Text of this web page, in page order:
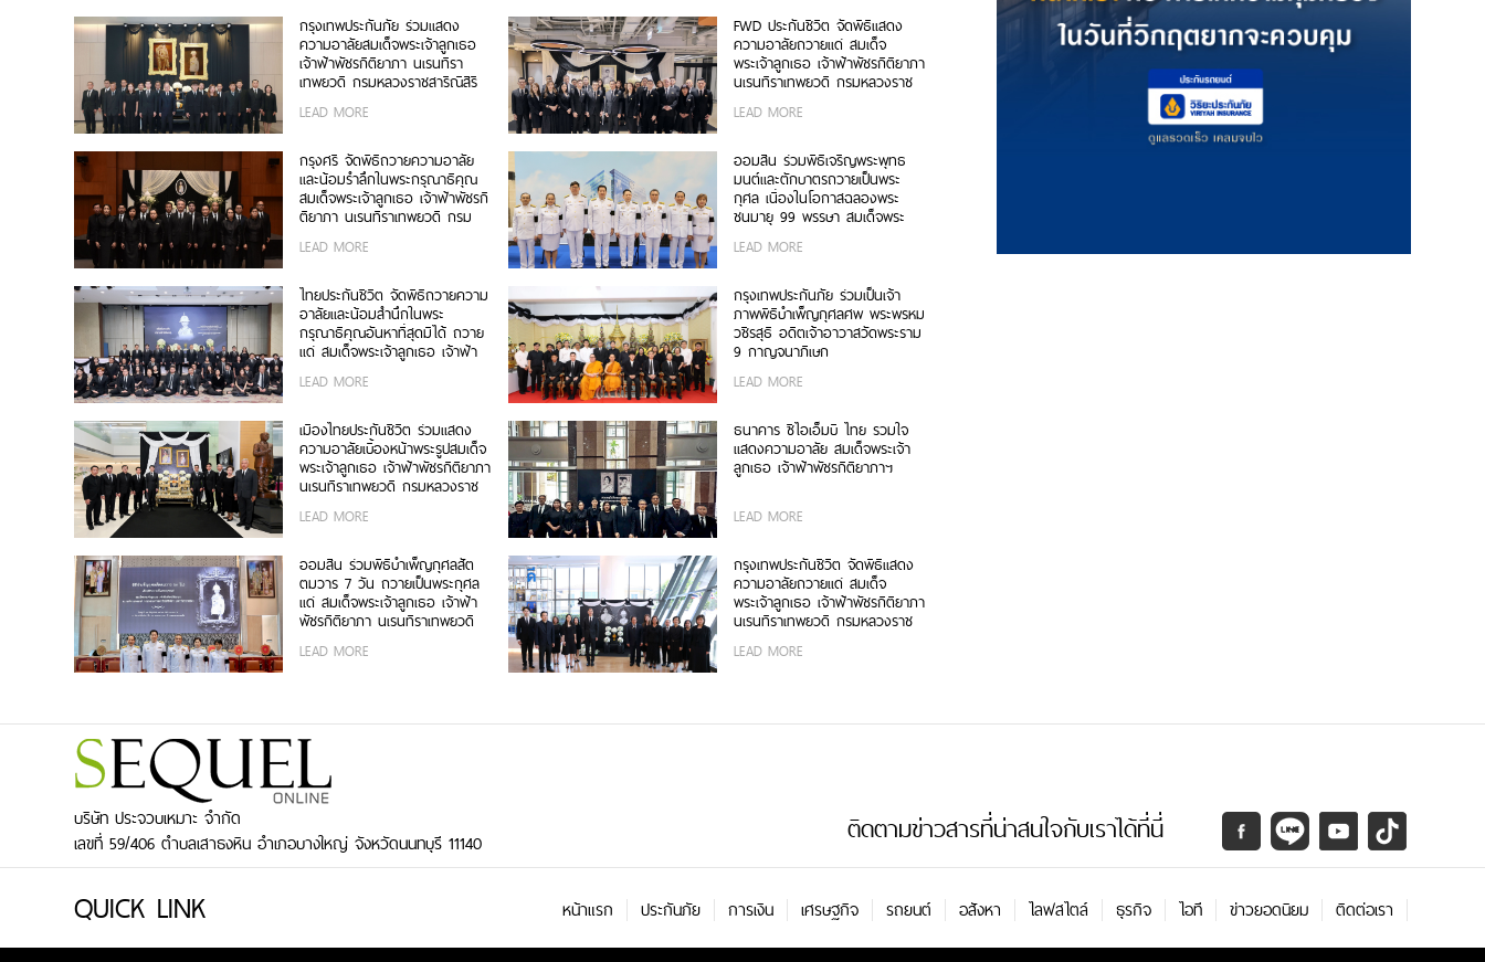
กรุงเทพประกันภัย ร่วมแสดง
ความอาลัยสมเด็จพระเจ้าลูกเธอ
เจ้าฟ้าพัชรกิติยาภา นเรนทิรา
เทพยวดี กรมหลวงราชสาริณีสิริ
LEAD MORE
FWD ประกันชีวิต จัดพิธีแสดง
ความอาลัยถวายแด่ สมเด็จ
พระเจ้าลูกเธอ เจ้าฟ้าพัชรกิติยาภา
นเรนทิราเทพยวดี กรมหลวงราช
LEAD MORE
กรุงศรี จัดพิธีถวายความอาลัย
และน้อมรำลึกในพระกรุณาธิคุณ
สมเด็จพระเจ้าลูกเธอ เจ้าฟ้าพัชรกิ
ติยาภา นเรนทิราเทพยวดี กรม
ราชธิดา
LEAD MORE
ออมสิน ร่วมพิธีเจริญพระพุทธ
มนต์และตักบาตรถวายเป็นพระ
กุศล เนื่องในโอกาสฉลองพระ
ชนมายุ 99 พรรษา สมเด็จพระ
LEAD MORE
ไทยประกันชีวิต จัดพิธีถวายความ
อาลัยและน้อมสำนึกในพระ
กรุณาธิคุณอันหาที่สุดมิได้ ถวาย
แด่ สมเด็จพระเจ้าลูกเธอ เจ้าฟ้า
กรมหลวงราชสาริณีสิริพัชร มหา
LEAD MORE
กรุงเทพประกันภัย ร่วมเป็นเจ้า
ภาพพิธีบำเพ็ญกุศลศพ พระพรหม
วชิรสุธี อดีตเจ้าอาวาสวัดพระราม
9 กาญจนาภิเษก
LEAD MORE
เมืองไทยประกันชีวิต ร่วมแสดง
ความอาลัยเบื้องหน้าพระรูปสมเด็จ
พระเจ้าลูกเธอ เจ้าฟ้าพัชรกิติยาภา
นเรนทิราเทพยวดี กรมหลวงราช
LEAD MORE
ธนาคาร ซีไอเอ็มบี ไทย รวมใจ
แสดงความอาลัย สมเด็จพระเจ้า
ลูกเธอ เจ้าฟ้าพัชรกิติยาภาฯ
LEAD MORE
ออมสิน ร่วมพิธีบำเพ็ญกุศลสัต
ตมวาร 7 วัน ถวายเป็นพระกุศล
แด่ สมเด็จพระเจ้าลูกเธอ เจ้าฟ้า
พัชรกิติยาภา นเรนทิราเทพยวดี
วัชรราชธิดา
LEAD MORE
กรุงเทพประกันชีวิต จัดพิธีแสดง
ความอาลัยถวายแด่ สมเด็จ
พระเจ้าลูกเธอ เจ้าฟ้าพัชรกิติยาภา
นเรนทิราเทพยวดี กรมหลวงราช
LEAD MORE
บริษัท ประจวบเหมาะ จำกัด
เลขที่ 59/406 ตำบลเสาธงหิน อำเภอบางใหญ่ จังหวัดนนทบุรี 11140
ติดตามข่าวสารที่น่าสนใจกับเราได้ที่นี่
QUICK LINK หน้าแรก ประกันภัย การเงิน เศรษฐกิจ รถยนต์ อสังหา ไลฟสไตล์ ธุรกิจ ไอที ข่าวยอดนิยม ติดต่อเรา